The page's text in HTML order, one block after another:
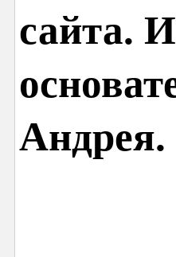
сайта.
Андрея.